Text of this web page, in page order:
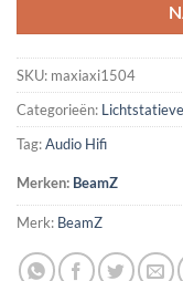
SKU: maxiaxi1504
Categorieën:
Tag:Audio Hifi
Merken: BeamZ
Merk: BeamZ